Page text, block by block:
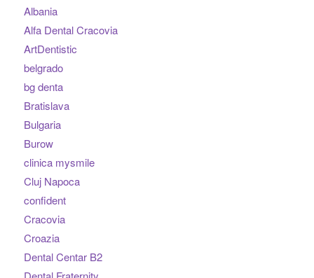
Albania
Alfa Dental Cracovia
ArtDentistic
belgrado
bg denta
Bratislava
Bulgaria
Burow
clinica mysmile
Cluj Napoca
confident
Cracovia
Croazia
Dental Centar B2